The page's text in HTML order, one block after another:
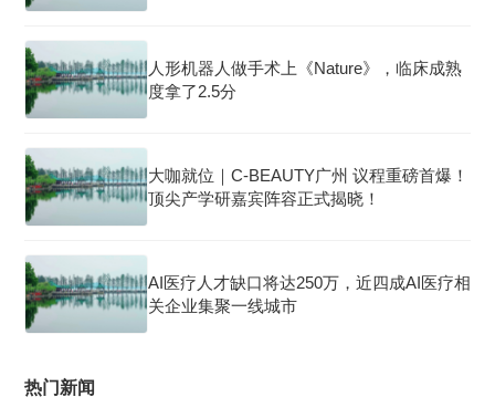
人形机器人做手术上《Nature》，临床成熟
度拿了2.5分
大咖就位｜C-BEAUTY广州 议程重磅首爆！
顶尖产学研嘉宾阵容正式揭晓！
AI医疗人才缺口将达250万，近四成AI医疗相
关企业集聚一线城市
热门新闻